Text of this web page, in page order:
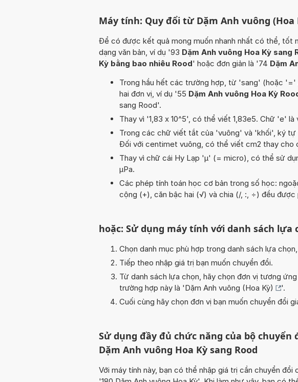
Máy tính: Quy đổi từ Dặm Anh vuông (Hoa
Để có được kết quả mong muốn nhanh nhất có thể, tốt
dạng văn bản, ví dụ '93 Dặm Anh vuông Hoa Kỳ sang
Kỳ bằng bao nhiêu Rood' hoặc đơn giản là '74 Dặm
Trong hầu hết các trường hợp, từ 'sang' (hoặc
hai đơn vị, ví dụ '55 Dặm Anh vuông Hoa Kỳ
sang Rood'.
Thay vì '1,83 x 10^5', có thể viết 1,83e5. Chữ 'e'
Trong các chữ viết tắt của 'vuông' và 'khối', ký
Đối với centimet vuông, có thể viết cm2 thay cho
Thay vì chữ cái Hy Lạp 'µ' (= micro), có thể sử
µPa.
Các phép tính toán học cơ bản trong số học:
cộng (+), căn bậc hai (√) và chia (/, :, ÷) đều
hoặc: Sử dụng máy tính với danh sách lựa
Chọn danh mục phù hợp trong danh sách lựa
Tiếp theo nhập giá trị bạn muốn chuyển đổi.
Từ danh sách lựa chọn, hãy chọn đơn vị tương
trường hợp này là 'Dặm Anh vuông (Hoa Kỳ)
'.
Cuối cùng hãy chọn đơn vị bạn muốn chuyển đổi
Sử dụng đầy đủ chức năng của bộ chuyển
Dặm Anh vuông Hoa Kỳ sang Rood
Với máy tính này, bạn có thể nhập giá trị cần chuyển